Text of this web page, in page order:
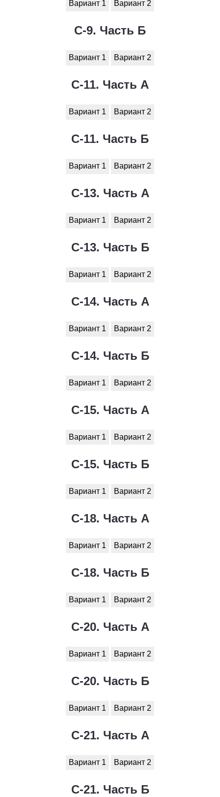
Вариант 1 Вариант 2
С-9. Часть Б
Вариант 1 Вариант 2
С-11. Часть А
Вариант 1 Вариант 2
С-11. Часть Б
Вариант 1 Вариант 2
С-13. Часть А
Вариант 1 Вариант 2
С-13. Часть Б
Вариант 1 Вариант 2
С-14. Часть А
Вариант 1 Вариант 2
С-14. Часть Б
Вариант 1 Вариант 2
С-15. Часть А
Вариант 1 Вариант 2
С-15. Часть Б
Вариант 1 Вариант 2
С-18. Часть А
Вариант 1 Вариант 2
С-18. Часть Б
Вариант 1 Вариант 2
С-20. Часть А
Вариант 1 Вариант 2
С-20. Часть Б
Вариант 1 Вариант 2
С-21. Часть А
Вариант 1 Вариант 2
С-21. Часть Б